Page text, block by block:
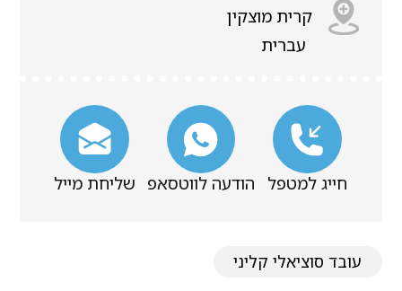
קרית מוצקין
עברית
חייג למטפל הודעה לווטסאפ שליחת מייל
עובד סוציאלי קליני